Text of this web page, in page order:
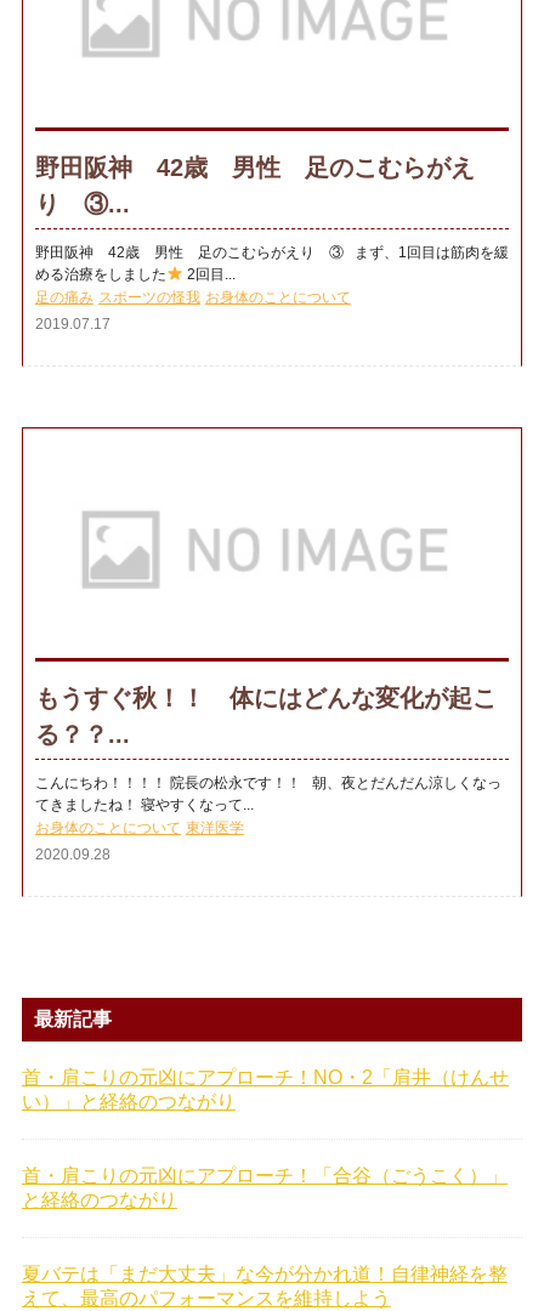
野田阪神 42歳 男性 足のこむらがえ
り ③...
野田阪神 42歳 男性 足のこむらがえり ③ まず、1回目は筋肉を緩
める治療をしました
2回目...
足の痛み スポーツの怪我 お身体のことについて
2019.07.17
もうすぐ秋！！ 体にはどんな変化が起こ
る？？...
こんにちわ！！！！ 院長の松永です！！ 朝、夜とだんだん涼しくなっ
てきましたね！ 寝やすくなって...
お身体のことについて 東洋医学
2020.09.28
最新記事
首・肩こりの元凶にアプローチ！NO・2「肩井（けんせ
い）」と経絡のつながり
首・肩こりの元凶にアプローチ！「合谷（ごうこく）」
と経絡のつながり
夏バテは「まだ大丈夫」な今が分かれ道！自律神経を整
えて、最高のパフォーマンスを維持しよう